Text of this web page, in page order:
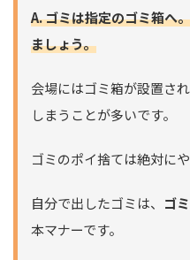
A. ゴミは指定のゴミ箱へ
ましょう。
会場にはゴミ箱が設置さ
しまうことが多いです。
ゴミのポイ捨ては絶対にや
自分で出したゴミは、 ゴ
本マナーです。